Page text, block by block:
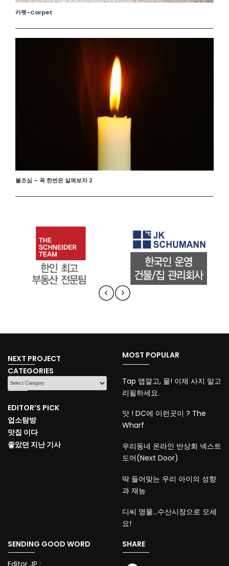
카펫-Carpet
불조심 – 꼭 한번은 살펴보자 2
NEXT PROJECT
CATEGORIES
CATEGORIES
EDITOR’S PICK
업소탐방
맛집 이다
좋았던 지난 기사
MOST POPULAR
Tap 앱깔고, 물! 이제 사지 말고
리필하세요.
앗 ! DC에 이런곳이 ? The
Wharf
우리동네 온라인 반상회 넥스트
도어(Next Door)
딱 들어맞는 우리 아이의 성향
과 재능
디씨 명물…수산시장으로 오세
요!
SENDING GOOD WORD
SHARE